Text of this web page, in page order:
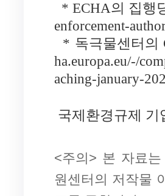
* ECHA의 집행
enforcement-
* 독극물센터의
ha.europa.eu/-/
aching-january-
국제환경규제 기
<주의> 본 자료
원센터의 저작물